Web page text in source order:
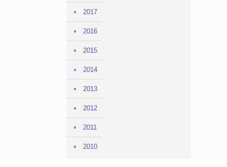
2017
2016
2015
2014
2013
2012
2011
2010